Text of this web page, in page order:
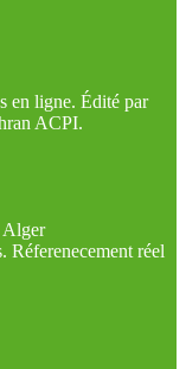
en ligne. Édité par
ACPI.
Alger
réel